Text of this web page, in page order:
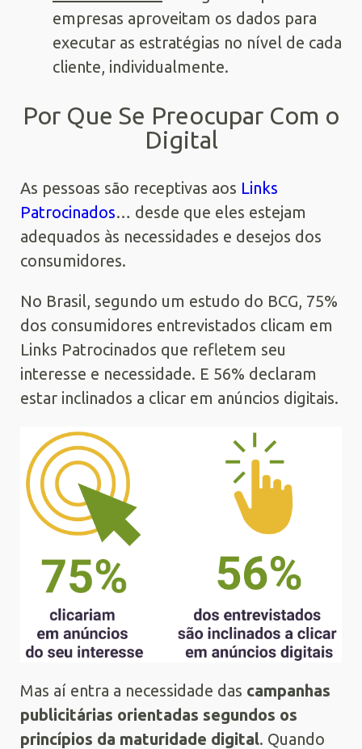
empresas aproveitam os dados para
executar as estratégias no nível de cada
cliente, individualmente.
Por Que Se Preocupar Com o
Digital
As pessoas são receptivas aos Links
Patrocinados… desde que eles estejam
adequados às necessidades e desejos dos
consumidores.
No Brasil, segundo um estudo do BCG, 75%
dos consumidores entrevistados clicam em
Links Patrocinados que refletem seu
interesse e necessidade. E 56% declaram
estar inclinados a clicar em anúncios digitais.
Mas aí entra a necessidade das campanhas
publicitárias orientadas segundos os
princípios da maturidade digital. Quando